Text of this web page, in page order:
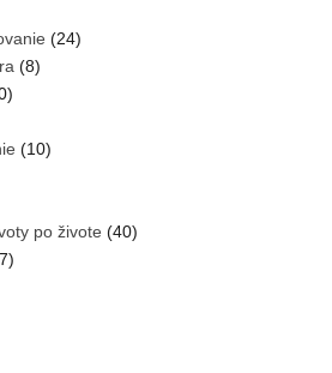
(24)
(8)
(10)
po živote (40)